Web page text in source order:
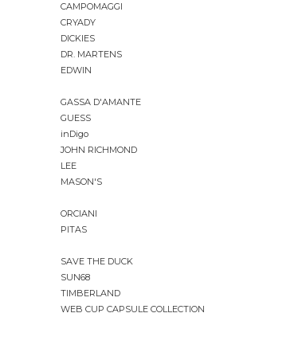
CAMPOMAGGI
CRYADY
DICKIES
DR. MARTENS
EDWIN
GASSA D'AMANTE
GUESS
inDigo
JOHN RICHMOND
LEE
MASON'S
ORCIANI
PITAS
SAVE THE DUCK
SUN68
TIMBERLAND
WEB CUP CAPSULE COLLECTION